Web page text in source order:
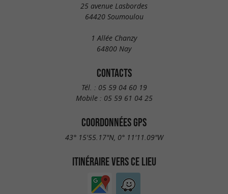
25 avenue Lasbordes
64420 Soumoulou
1 Allée Chanzy
64800 Nay
CONTACTS
Tél. : 05 59 04 60 19
Mobile : 05 59 61 04 25
COORDONNÉES GPS
43° 15'55.17"N, 0° 11'11.09"W
ITINÉRAIRE VERS CE LIEU